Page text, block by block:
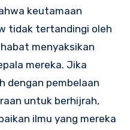
keutamaan
tidak tertandingi oleh
menyaksikan
mereka. Jika
dengan pembelaan
untuk berhijrah,
ilmu yang mereka